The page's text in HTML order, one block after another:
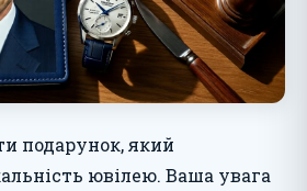
подарунок, який
ювілею. Ваша увага